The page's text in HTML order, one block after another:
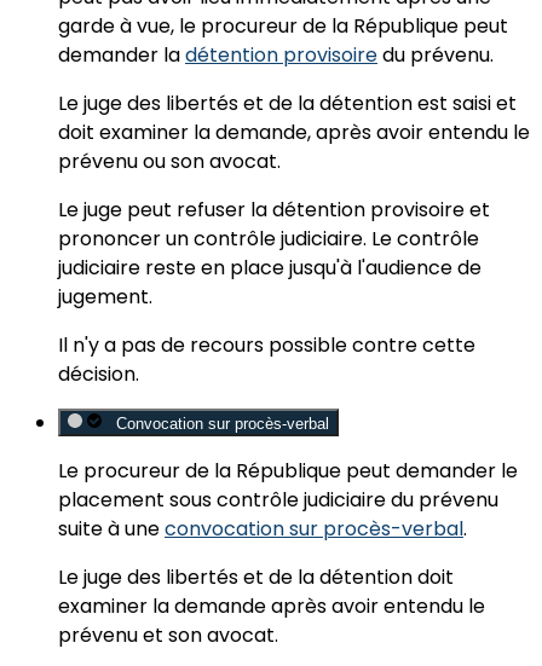
garde à vue, le procureur de la République peut
demander ladétention provisoiredu prévenu.
Le juge des libertés et de la détentionest saisi et
doit examiner la demande, après avoir entendu le
prévenu ou son avocat.
Le juge peut refuser la détention provisoire et
prononcer un contrôle judiciaire. Le contrôle
judiciaire reste en place jusqu'à l'audience de
jugement.
Il n'y a pas de recours possiblecontre cette
décision.
Convocation sur procès-verbal
Le procureur de la République peut demander le
placement sous contrôle judiciaire du prévenu
suite àuneconvocation sur procès-verbal.
Le juge des libertés et de la détentiondoit
examiner la demande après avoir entendu le
prévenu et son avocat.